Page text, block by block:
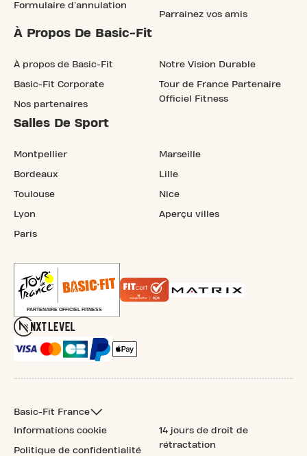
Formulaire d'annulation
Parrainez vos amis
À Propos De Basic-Fit
À propos de Basic-Fit
Basic-Fit Corporate
Nos partenaires
Notre Vision Durable
Tour de France Partenaire
Officiel Fitness
Salles De Sport
Montpellier
Bordeaux
Toulouse
Lyon
Paris
Marseille
Lille
Nice
Aperçu villes
Basic-Fit France
Informations cookie
Politique de confidentialité
14 jours de droit de
rétractation